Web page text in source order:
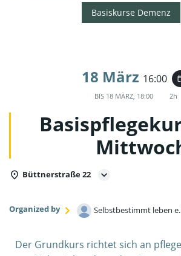
Basiskurse Demenz
18 März 16:00
BIS 18 MÄRZ, 18:00 2h
Büttnerstraße 22
Organized by Selbstbestimmt leben e.
Der Grundkurs richtet sich an